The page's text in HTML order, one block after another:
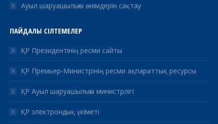
Ауыл шаруашылығы өнімдерін сақтау
ПАЙДАЛЫ СІЛТЕМЕЛЕР
ҚР Президентінің ресми сайты
ҚР Премьер-Министрінің ресми ақпараттық ресурсы
ҚР Ауыл шаруашылығы министрлігі
ҚР электрондық үкіметі